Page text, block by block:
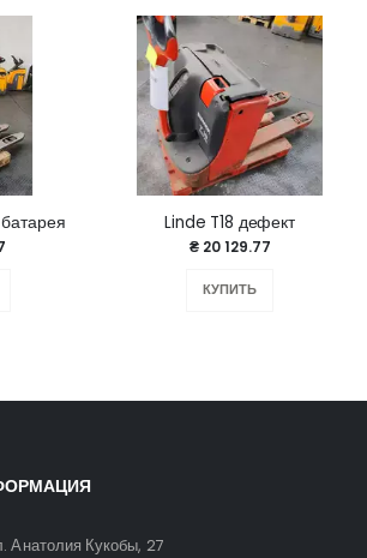
Linde T18 дефект
₴ 20 129.77
КУПИТЬ
Анатолия Кукобы, 27